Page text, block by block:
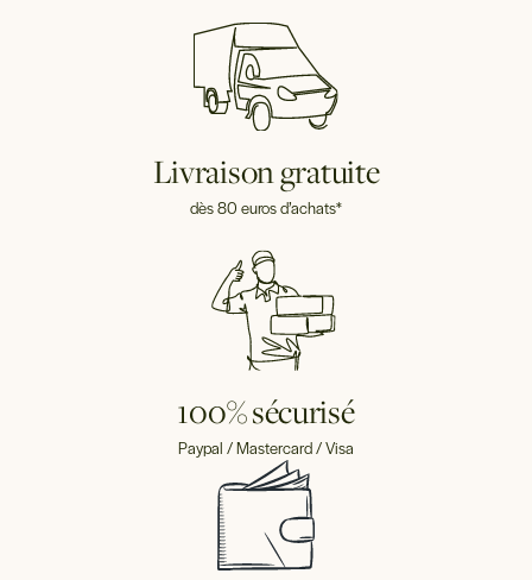
Livraison gratuite
dès 80 euros d’achats*
100% sécurisé
Paypal / Mastercard / Visa